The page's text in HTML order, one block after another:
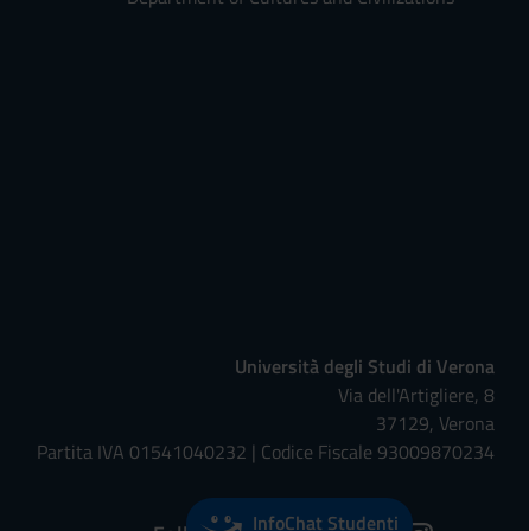
Università degli Studi di Verona
Via dell'Artigliere, 8
37129, Verona
Partita IVA 01541040232 | Codice Fiscale 93009870234
InfoChat Studenti